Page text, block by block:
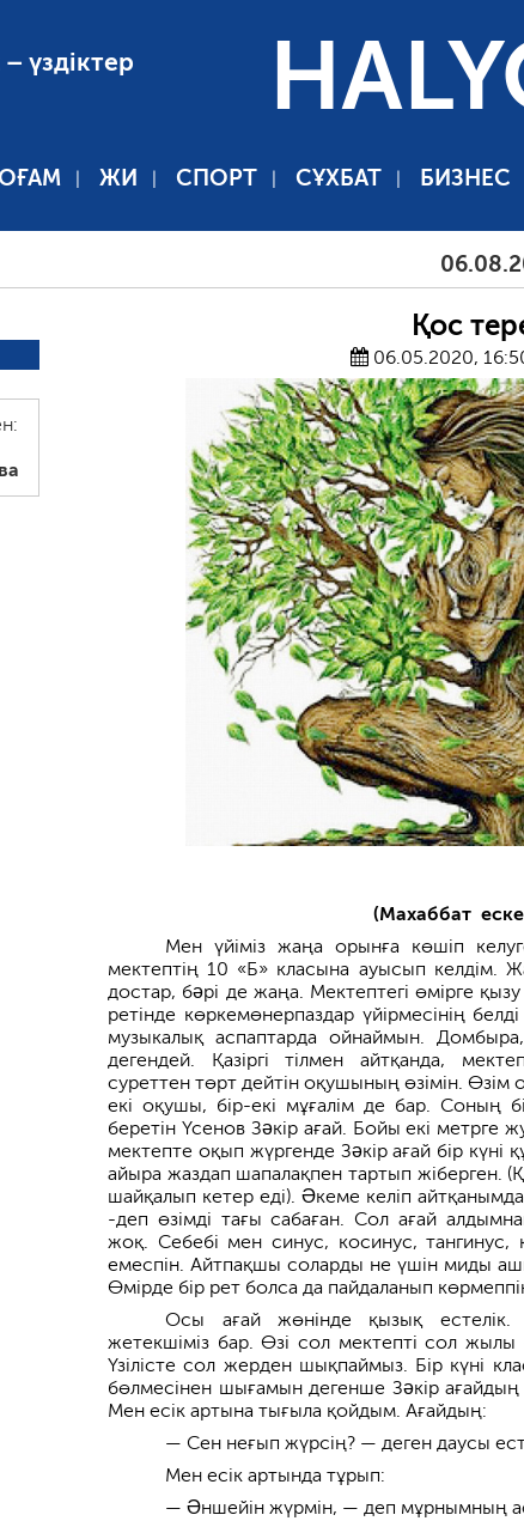
үздіктер
ЖИ СПОРТ СҰХБАТ БИЗНЕС
06.08.2026 Арал.
Қос
06.05.2020,
(Махаббат
Мен үйіміз жаңа орынға көшіп
мектептің 10 «Б» класына ауысып
достар, бəрі де жаңа. Мектептегі өмірге
ретінде көркемөнерпаздар үйірмесінің
музыкалық аспаптарда ойнаймын.
дегендей. Қазіргі тілмен айтқанда,
суреттен төрт дейтін оқушының өзімін. Өзім
екі оқушы, бір-екі мұғалім де бар. Соның
беретін Үсенов Зəкір ағай. Бойы екі метрге
мектепте оқып жүргенде Зəкір ағай бір
айыра жаздап шапалақпен тартып жіберген.
шайқалып кетер еді). Əкеме келіп
-деп өзімді тағы сабаған. Сол ағай
жоқ. Себебі мен синус, косинус, тангинус,
емеспін. Айтпақшы соларды не үшін миды
Өмірде бір рет болса да пайдаланып
Осы ағай жөнінде қызық
жетекшіміз бар. Өзі сол мектепті сол жылы
Үзілісте сол жерден шықпаймыз. Бір күні
бөлмесінен шығамын дегенше Зəкір
Мен есік артына тығыла қойдым. Ағайдың:
— Сен неғып жүрсің? — деген даусы
Мен есік артында тұрып:
— Əншейін жүрмін, — деп мұрнымның